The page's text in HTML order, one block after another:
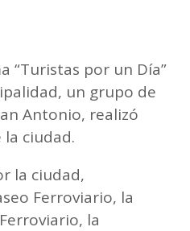
“Turistas por un Día”
un grupo de
Antonio, realizó
ciudad.
la ciudad,
Ferroviario, la
la